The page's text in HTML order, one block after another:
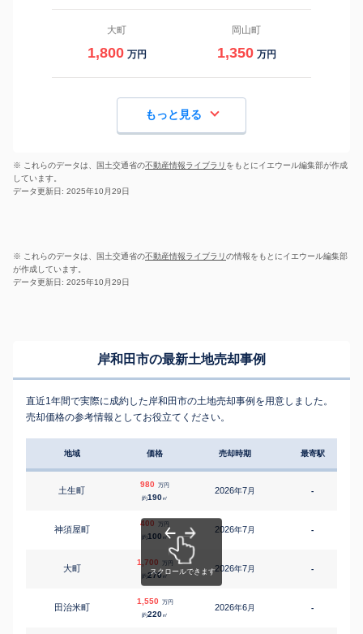
大町
1,800 万円
岡山町
1,350 万円
もっと見る
※ これらのデータは、国土交通省の不動産情報ライブラリ をもとにイエウール編集部が作成
しています。
データ更新日: 2025年10月29日
※ これらのデータは、国土交通省の不動産情報ライブラリの情報をもとにイエウール編集部
が作成しています。
データ更新日: 2025年10月29日
岸和田市の最新土地売却事例
直近1年間で実際に成約した岸和田市の土地売却事例を用意しました。
売却価格の参考情報としてお役立てください。
地域 価格 売却時期 最寄駅
土生町
980 万円
約190㎡
2026年7月 -
神須屋町
400 万円
約100 ㎡
2026年7月 -
大町
1,700 万円
約270㎡
2026年7月 -
田治米町
1,550 万円
約220㎡
2026年6月 -